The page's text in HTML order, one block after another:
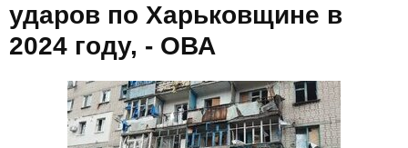
ударов по Харьковщине в
2024 году, - ОВА